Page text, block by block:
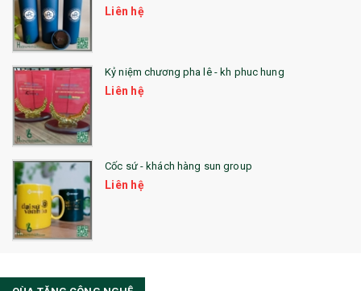
24. QÙA TẶNG PHA LÊ
25. QUÀ TẶNG GLASSLOCK
26. QUÀ TẶNG LUMINARC
28. BỘ ĐỒ ĂN CAO CẤP
29. MÓC KHOÁ
31. TÚI VẢI KHÔNG DỆT
32. TÚI VẢI BỐ
33. MŨ LƯỠI TRAI
Liên hệ
Kỷ niệm chương pha lê - kh phuc hung
Liên hệ
Cốc sứ - khách hàng sun group
Liên hệ